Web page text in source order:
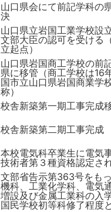
山口県会にて前記学科の
決
山口県立岩国工業学校設立
文部大臣の認可を受ける
立起点）
山口県岩国商工学校の前
県に移管（商工学校は16
国市立山口県岩国商業学
称）
校舎新築第一期工事完成
校舎新築第二期工事完成
本校電気科卒業生に電気
技術者第３種資格認定され
文部省告示第363号をも
機科、工業化学科、電気
増設及び金属工業科の入
国民学校初等科修了程度